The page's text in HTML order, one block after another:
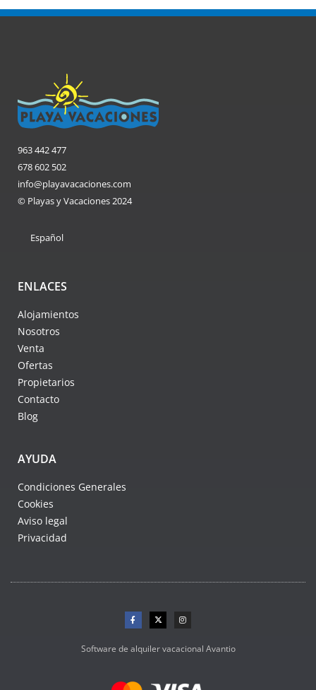
963 442 477
678 602 502
info@playavacaciones.com
© Playas y Vacaciones 2024
Español
ENLACES
Alojamientos
Nosotros
Venta
Ofertas
Propietarios
Contacto
Blog
AYUDA
Condiciones Generales
Cookies
Aviso legal
Privacidad
Software de alquiler vacacional Avantio